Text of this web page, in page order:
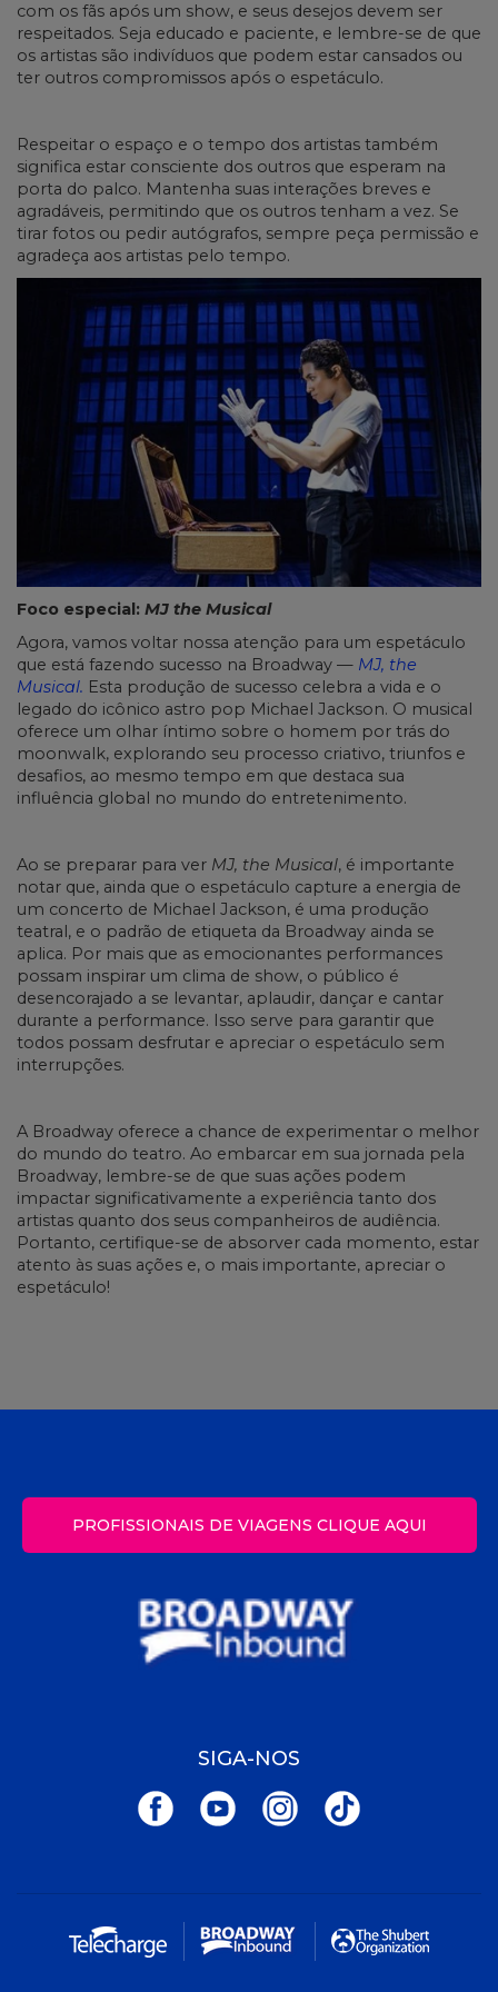
com os fãs após um show, e seus desejos devem ser
respeitados. Seja educado e paciente, e lembre-se de que
os artistas são indivíduos que podem estar cansados ou
ter outros compromissos após o espetáculo.
Respeitar o espaço e o tempo dos artistas também
significa estar consciente dos outros que esperam na
porta do palco. Mantenha suas interações breves e
agradáveis, permitindo que os outros tenham a vez. Se
tirar fotos ou pedir autógrafos, sempre peça permissão e
agradeça aos artistas pelo tempo.
Foco especial: MJ the Musical
Agora, vamos voltar nossa atenção para um espetáculo
que está fazendo sucesso na Broadway — MJ, the
Musical. Esta produção de sucesso celebra a vida e o
legado do icônico astro pop Michael Jackson. O musical
oferece um olhar íntimo sobre o homem por trás do
moonwalk, explorando seu processo criativo, triunfos e
desafios, ao mesmo tempo em que destaca sua
influência global no mundo do entretenimento.
Ao se preparar para ver MJ, the Musical, é importante
notar que, ainda que o espetáculo capture a energia de
um concerto de Michael Jackson, é uma produção
teatral, e o padrão de etiqueta da Broadway ainda se
aplica. Por mais que as emocionantes performances
possam inspirar um clima de show, o público é
desencorajado a se levantar, aplaudir, dançar e cantar
durante a performance. Isso serve para garantir que
todos possam desfrutar e apreciar o espetáculo sem
interrupções.
A Broadway oferece a chance de experimentar o melhor
do mundo do teatro. Ao embarcar em sua jornada pela
Broadway, lembre-se de que suas ações podem
impactar significativamente a experiência tanto dos
artistas quanto dos seus companheiros de audiência.
Portanto, certifique-se de absorver cada momento, estar
atento às suas ações e, o mais importante, apreciar o
espetáculo!
PROFISSIONAIS DE VIAGENS CLIQUE AQUI
SIGA-NOS